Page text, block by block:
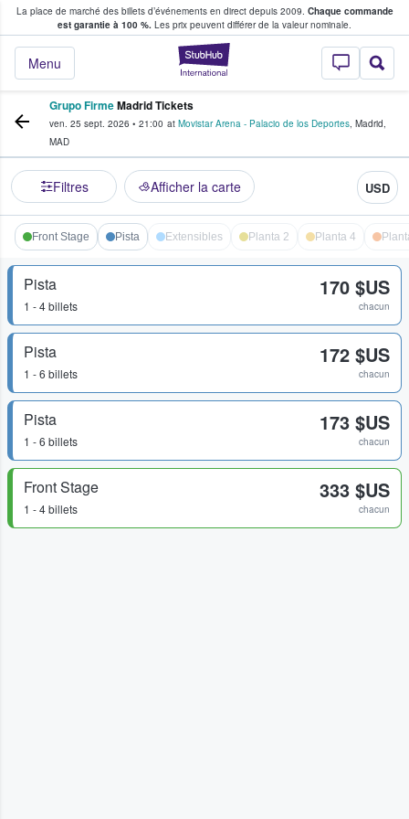
La place de marché des billets d’événements en direct depuis 2009. Chaque commande
est garantie à 100 %. Les prix peuvent différer de la valeur nominale.
StubHub - Où
Menu
fans achètent et vendent des billets
Grupo FirmeMadrid Tickets
ven. 25 sept. 2026 • 21:00 at Movistar Arena - Palacio de los Deportes, Madrid,
MAD
Filtres Afficher la carte USD
Front Stage Pista Extensibles Planta 2 Planta 4
Pista
1 - 4 billets
170 $US
chacun
Pista
1 - 6 billets
172 $US
chacun
Pista
1 - 6 billets
173 $US
chacun
Front Stage
1 - 4 billets
333 $US
chacun